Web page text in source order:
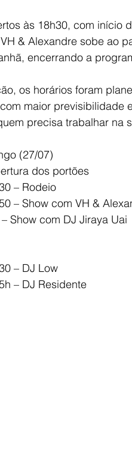
às 18h30, com início
& Alexandre sobe ao
encerrando a
os horários foram
maior previsibilidade
precisa trabalhar na
(27/07)
dos portões
– Rodeio
– Show com VH &
– Show com DJ Jiraya Uai
– DJ Low
– DJ Residente